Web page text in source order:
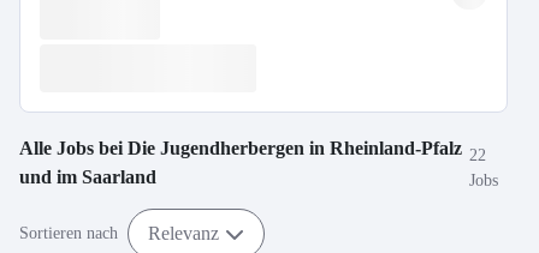
Alle Jobs bei Die Jugendherbergen in Rheinland-Pfalz
und im Saarland
22
Jobs
Sortieren nach Relevanz